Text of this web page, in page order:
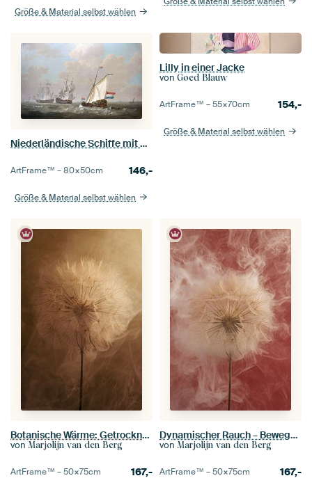
Größe & Material selbst wählen
Niederländische Schiffe mit Flagge - Jacob van Strij
ArtFrame™ –80×50cm 146,-
Größe & Material selbst wählen
Lilly in einer Jacke
von Goed Blauw
ArtFrame™ –55×70cm 154,-
Größe & Material selbst wählen
Botanische Wärme: Getrocknete Pusteblume mit einem warmen, gold-sepiafarbenen Schimmer
von Marjolijn van den Berg
ArtFrame™ –50×75cm 167,-
Dynamischer Rauch – Bewegung um den Tragopogon
von Marjolijn van den Berg
ArtFrame™ –50×75cm 167,-